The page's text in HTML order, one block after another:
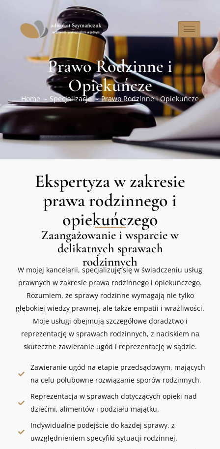
Prawo Rodzinne i
Opiekuńcze
Home Specjalizacje Prawo Rodzinne i Opiekuńcze
Ekspertyza w zakresie
prawa rodzinnego i
opiekuńczego
Zaangażowanie i wsparcie w
delikatnych sprawach
rodzinnych
W mojej kancelarii, specjalizuję się w świadczeniu usług
prawnych w zakresie prawa rodzinnego i opiekuńczego.
Rozumiem, że sprawy rodzinne wymagają nie tylko
głębokiej wiedzy prawnej, ale także empatii i wrażliwości.
Moje usługi obejmują szczegółowe doradztwo i
reprezentację w sprawach rodzinnych, z naciskiem na
skuteczne zawieranie ugód i reprezentację w sądzie.
Zawieranie ugód na etapie przedsądowym, mających
na celu polubowne rozwiązanie sporów rodzinnych.
Reprezentacja w sprawach dotyczących opieki nad
dziećmi, alimentów i podziału majątku.
Indywidualne podejście do każdej sprawy, z
uwzględnieniem specyfiki sytuacji rodzinnej.